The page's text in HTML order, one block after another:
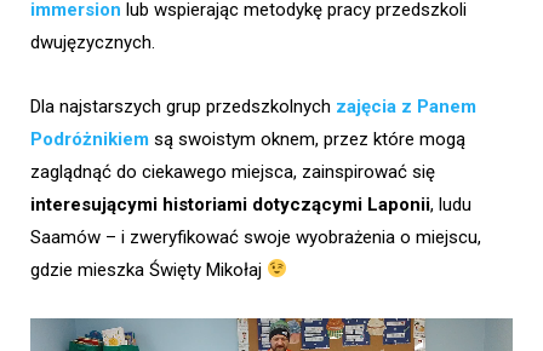
immersion lub wspierając metodykę pracy przedszkoli
dwujęzycznych.
Dla najstarszych grup przedszkolnych zajęcia z Panem
Podróżnikiem są swoistym oknem, przez które mogą
zaglądnąć do ciekawego miejsca, zainspirować się
interesującymi historiami dotyczącymi Laponii, ludu
Saamów – i zweryfikować swoje wyobrażenia o miejscu,
gdzie mieszka Święty Mikołaj